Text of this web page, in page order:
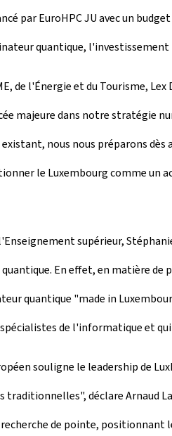
par EuroHPC JU avec un
quantique,
de l'Énergie et du Tourisme,
majeure dans notre
nous nous préparons
le Luxembourg comme un
supérieur,
En effet, en matière de
quantique "made in
de l'informatique et
souligne le leadership de
déclare Arnaud
de pointe,